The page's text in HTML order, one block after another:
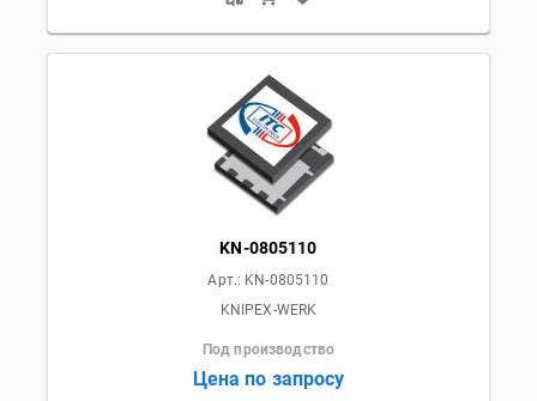
KN-0805110
Арт.: KN-0805110
KNIPEX-WERK
Под производство
Цена по запросу